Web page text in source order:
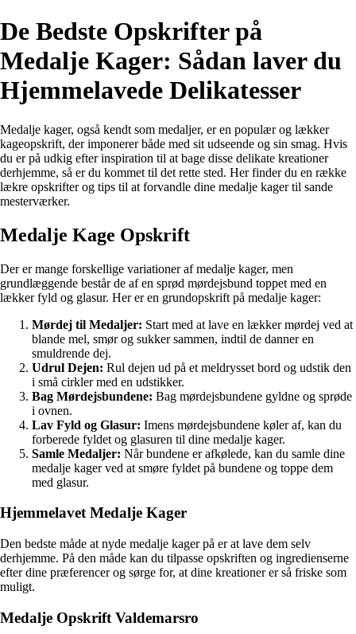
De Bedste Opskrifter på
Medalje Kager: Sådan laver du
Hjemmelavede Delikatesser
Medalje kager, også kendt som medaljer, er en populær og lækker
kageopskrift, der imponerer både med sit udseende og sin smag. Hvis
du er på udkig efter inspiration til at bage disse delikate kreationer
derhjemme, så er du kommet til det rette sted. Her finder du en række
lækre opskrifter og tips til at forvandle dine medalje kager til sande
mesterværker.
Medalje Kage Opskrift
Der er mange forskellige variationer af medalje kager, men
grundlæggende består de af en sprød mørdejsbund toppet med en
lækker fyld og glasur. Her er en grundopskrift på medalje kager:
Mørdej til Medaljer: Start med at lave en lækker mørdej ved at
blande mel, smør og sukker sammen, indtil de danner en
smuldrende dej.
Udrul Dejen: Rul dejen ud på et meldrysset bord og udstik den
i små cirkler med en udstikker.
Bag Mørdejsbundene: Bag mørdejsbundene gyldne og sprøde
i ovnen.
Lav Fyld og Glasur: Imens mørdejsbundene køler af, kan du
forberede fyldet og glasuren til dine medalje kager.
Samle Medaljer: Når bundene er afkølede, kan du samle dine
medalje kager ved at smøre fyldet på bundene og toppe dem
med glasur.
Hjemmelavet Medalje Kager
Den bedste måde at nyde medalje kager på er at lave dem selv
derhjemme. På den måde kan du tilpasse opskriften og ingredienserne
efter dine præferencer og sørge for, at dine kreationer er så friske som
muligt.
Medalje Opskrift Valdemarsro